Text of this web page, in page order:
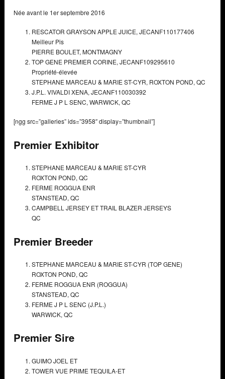
Née avant le 1er septembre 2016
RESCATOR GRAYSON APPLE JUICE,JECANF110177406
Meilleur Pis
PIERRE BOULET,MONTMAGNY
TOP GENE PREMIER CORINE,JECANF109295610
Propriété-élevée
STEPHANE MARCEAU & MARIE ST-CYR, ROXTON POND, QC
J.P.L. VIVALDI XENA,JECANF110030392
FERME J P L SENC,WARWICK, QC
[ngg src=”galleries” ids=”3958″ display=”thumbnail”]
Premier Exhibitor
STEPHANE MARCEAU & MARIE ST-CYR
ROXTON POND, QC
FERME ROGGUA ENR
STANSTEAD, QC
CAMPBELL JERSEY ET TRAIL BLAZER JERSEYS
QC
Premier Breeder
STEPHANE MARCEAU & MARIE ST-CYR (TOP GENE)
ROXTON POND, QC
FERME ROGGUA ENR (ROGGUA)
STANSTEAD, QC
FERME J P L SENC (J.P.L.)
WARWICK, QC
Premier Sire
GUIMO JOEL ET
TOWER VUE PRIME TEQUILA-ET